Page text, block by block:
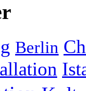
Berlin